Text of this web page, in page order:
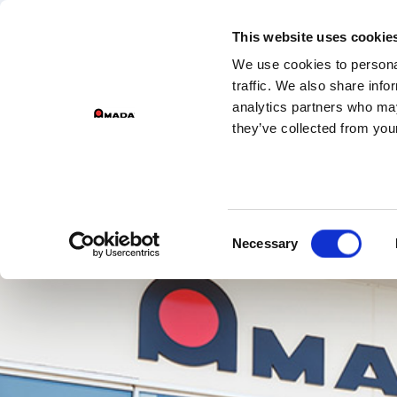
This website uses
We use cookies to
traffic. We also share
analytics partners who
they’ve collected from
Necessary
Main Navigation